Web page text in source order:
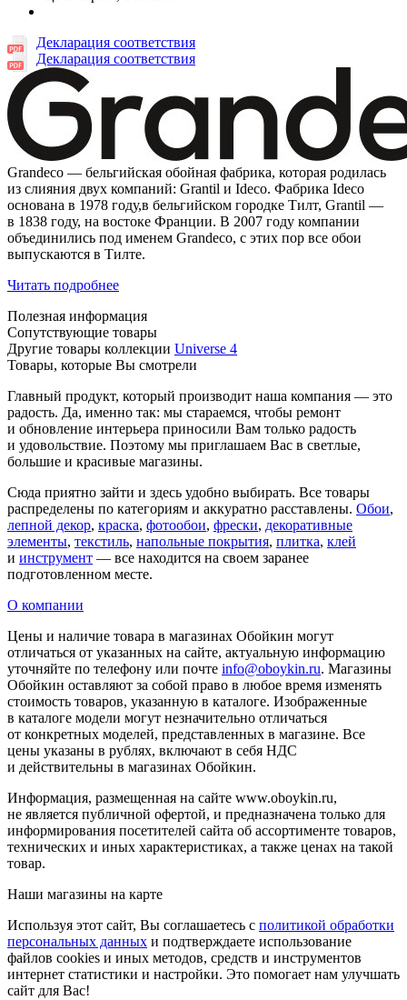
Декларация соответствия
Декларация соответствия
Grandeco — бельгийская обойная фабрика, которая родилась
из слияния двух компаний: Grantil и Ideco. Фабрика Ideco
основана в 1978 году,в бельгийском городке Тилт, Grantil —
в 1838 году, на востоке Франции. В 2007 году компании
объединились под именем Grandeco, с этих пор все обои
выпускаются в Тилте.
Читать подробнее
Полезная информация
Сопутствующие товары
Другие товары коллекции Universe 4
Товары, которые Вы смотрели
Главный продукт, который производит наша компания — это
радость. Да, именно так: мы стараемся, чтобы ремонт
и обновление интерьера приносили Вам только радость
и удовольствие. Поэтому мы приглашаем Вас в светлые,
большие и красивые магазины.
Сюда приятно зайти и здесь удобно выбирать. Все товары
распределены по категориям и аккуратно расставлены. Обои,
лепной декор, краска, фотообои, фрески, декоративные
элементы, текстиль, напольные покрытия, плитка, клей
и инструмент — все находится на своем заранее
подготовленном месте.
О компании
Цены и наличие товара в магазинах Обойкин могут
отличаться от указанных на сайте, актуальную информацию
уточняйте по телефону или почте info@oboykin.ru. Магазины
Обойкин оставляют за собой право в любое время изменять
стоимость товаров, указанную в каталоге. Изображенные
в каталоге модели могут незначительно отличаться
от конкретных моделей, представленных в магазине. Все
цены указаны в рублях, включают в себя НДС
и действительны в магазинах Обойкин.
Информация, размещенная на сайте www.oboykin.ru,
не является публичной офертой, и предназначена только для
информирования посетителей сайта об ассортименте товаров,
технических и иных характеристиках, а также ценах на такой
товар.
Наши магазины на карте
Используя этот сайт, Вы соглашаетесь с политикой обработки
персональных данных и подтверждаете использование
файлов cookies и иных методов, средств и инструментов
интернет статистики и настройки. Это помогает нам улучшать
сайт для Вас!